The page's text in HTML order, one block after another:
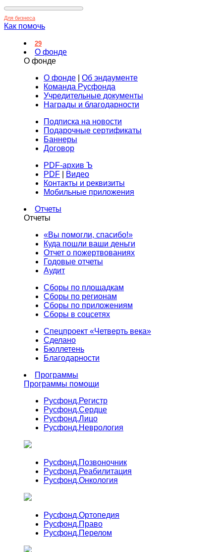
Для бизнеса
Как помочь
29
О фонде
О фонде
О фонде
Об эндаументе
Команда Русфонда
Учредительные документы
Награды и благодарности
Подписка на новости
Подарочные сертификаты
Баннеры
Договор
PDF-архив Ъ
PDF
Видео
Контакты и реквизиты
Мобильные приложения
Отчеты
Отчеты
«Вы помогли, спасибо!»
Куда пошли ваши деньги
Отчет о пожертвованиях
Годовые отчеты
Аудит
Сборы по площадкам
Сборы по регионам
Сборы по приложениям
Сборы в соцсетях
Спецпроект «Четверть века»
Сделано
Бюллетень
Благодарности
Программы
Программы помощи
Русфонд.Регистр
Русфонд.Сердце
Русфонд.Лицо
Русфонд.Неврология
Русфонд.Позвоночник
Русфонд.Реабилитация
Русфонд.Онкология
Русфонд.Ортопедия
Русфонд.Право
Русфонд.Перелом